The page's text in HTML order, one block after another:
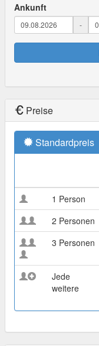
Ankunft
-
Preise
Standardpreis
1 Person
2 Personen
3 Personen
Jede
weitere